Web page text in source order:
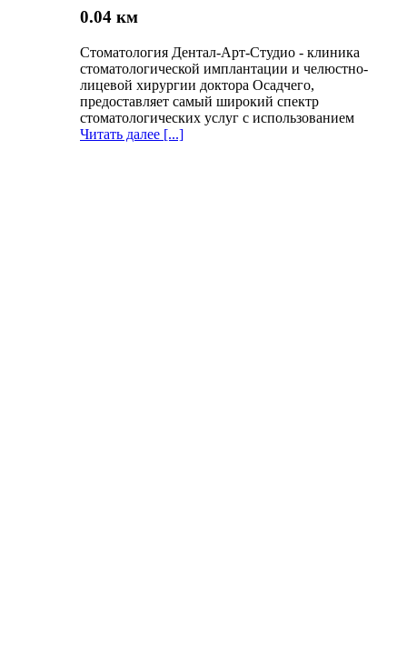
0.04 км
Стоматология Дентал-Арт-Студио - клиника
стоматологической имплантации и челюстно-
лицевой хирургии доктора Осадчего,
предоставляет самый широкий спектр
стоматологических услуг с использованием
Читать далее [...]